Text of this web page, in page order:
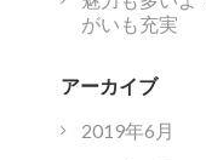
がいも充実
アーカイブ
2019年6月